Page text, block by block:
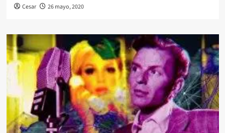
Cesar 26 mayo, 2020